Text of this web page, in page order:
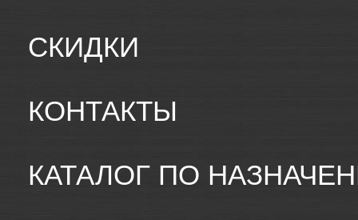
СКИДКИ
КОНТАКТЫ
КАТАЛОГ ПО